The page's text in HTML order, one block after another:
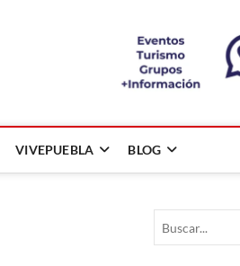
VIVEPUEBLA BLOG